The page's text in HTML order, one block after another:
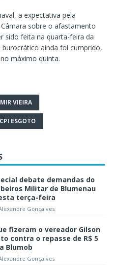
a expectativa pela
sobre o afastamento
sido feita na quarta-feira da
ainda foi cumprido,
máximo quinta.
VIEIRA
CPI ESGOTO
debate demandas do
Militar de Blumenau
terça-feira
Gonçalves
fizeram o vereador Gilson
contra o repasse de R$ 5
Blumob
Gonçalves